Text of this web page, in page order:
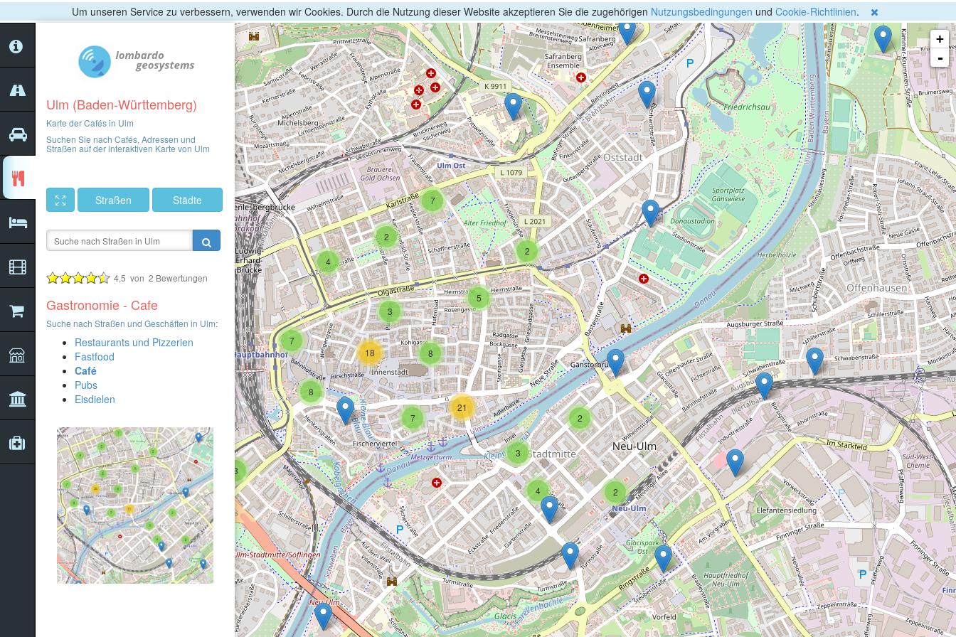
Um unseren Service zu verbessern, verwenden wir Cookies. Durch die Nutzung dieser Website akzeptieren Sie die zugehörigen Nutzungsbedingungen und Cookie-Richtlinien.
3
2
4 2
8
2
5
2
7
2
3
4
18
7
21
3
7
8
+
-
Ulm (Baden-Württemberg)
Karte der Cafés in Ulm
Suchen Sie nach Cafés, Adressen und
Straßen auf der interaktiven Karte von Ulm
Straßen Städte
4,5 von 2 Bewertungen
Gastronomie - Cafe
Suche nach Straßen und Geschäften in Ulm:
Restaurants und Pizzerien
Fastfood
Café
Pubs
Eisdielen